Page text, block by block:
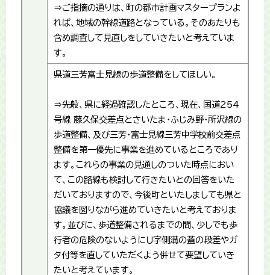
⇒ご指摘の通りは、町の都市計画マスタープランよ
れば、地域の幹線道路となっている。そのあたりも
含め調査して見直しをしていきたいと考えていま
す。
県道三芳富士見線の歩道整備をしてほしい。
⇒先般、県に経過確認したところ、現在、国道254
号線 藤久保交差点とさいたま・ふじみ野・所沢線の
歩道整備、及び三芳・富士見線三芳中学校前交差点
整備を第一優先に事業を進めているところであり
ます。これらの事業の見通しのついた時点におい
て、この路線も検討して行きたいとの回答をいた
だいておりますので、今後町といたしましても県と
協議を図りながら進めていきたいと考えておりま
す。並びに、歩道整備されるまでの間、少しでも歩
行者の危険のないようにＵ字側溝の蓋の段差やガ
タ付等を直していただくよう併せて要望していき
たいと考えています。